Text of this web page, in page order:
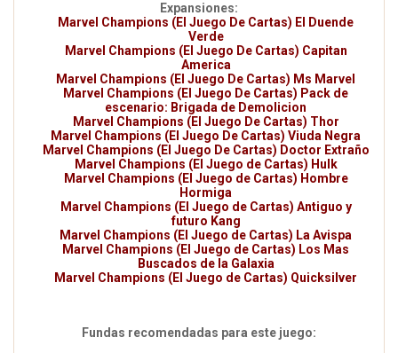
Expansiones:
Marvel Champions (El Juego De Cartas) El Duende
Verde
Marvel Champions (El Juego De Cartas) Capitan
America
Marvel Champions (El Juego De Cartas) Ms Marvel
Marvel Champions (El Juego De Cartas) Pack de
escenario: Brigada de Demolicion
Marvel Champions (El Juego De Cartas) Thor
Marvel Champions (El Juego De Cartas) Viuda Negra
Marvel Champions (El Juego De Cartas) Doctor Extraño
Marvel Champions (El Juego de Cartas) Hulk
Marvel Champions (El Juego de Cartas) Hombre
Hormiga
Marvel Champions (El Juego de Cartas) Antiguo y
futuro Kang
Marvel Champions (El Juego de Cartas) La Avispa
Marvel Champions (El Juego de Cartas) Los Mas
Buscados de la Galaxia
Marvel Champions (El Juego de Cartas) Quicksilver
Fundas recomendadas para este juego: